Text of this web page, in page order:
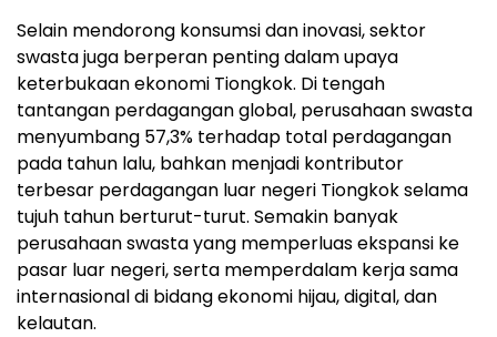
Selain mendorong konsumsi dan inovasi, sektor
swasta juga berperan penting dalam upaya
keterbukaan ekonomi Tiongkok. Di tengah
tantangan perdagangan global, perusahaan swasta
menyumbang 57,3% terhadap total perdagangan
pada tahun lalu, bahkan menjadi kontributor
terbesar perdagangan luar negeri Tiongkok selama
tujuh tahun berturut-turut. Semakin banyak
perusahaan swasta yang memperluas ekspansi ke
pasar luar negeri, serta memperdalam kerja sama
internasional di bidang ekonomi hijau, digital, dan
kelautan.